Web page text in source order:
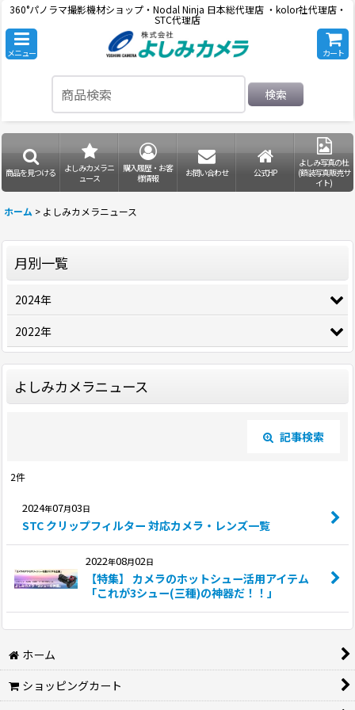
360°パノラマ撮影機材ショップ・Nodal Ninja 日本総代理店 ・kolor社代理店・
STC代理店
メニュー カート
検索
商品を見つける
よしみカメラニ
ュース
購入履歴・お客
様情報
お問い合わせ 公式HP
よしみ写真の杜
(額装写真販売サ
イト)
ホーム > よしみカメラニュース
よしみカメラニュース
記事検索
キーワード:
絞り込む
2件
2024年07月03日
STC クリップフィルター 対応カメラ・レンズ一覧
2022年08月02日
【特集】 カメラのホットシュー活用アイテム
「これが3シュー(三種)の神器だ！！」
月別一覧
2024年
2022年
ホーム
ショッピングカート